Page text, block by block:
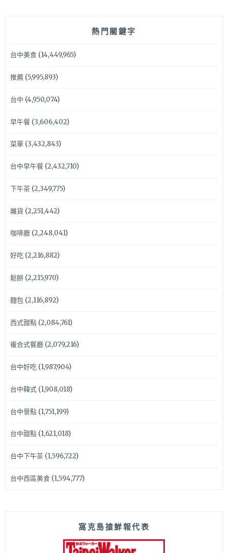
熱門關鍵字
台中美食(14,449,965)
推薦(5,995,893)
台中 (4,950,074)
早午餐(3,606,402)
菜單(3,432,843)
台中早午餐(2,432,710)
下午茶(2,349,775)
雜貨 (2,251,442)
咖啡廳(2,248,041)
好吃(2,216,882)
鬆餅(2,215,970)
麵包(2,116,892)
西式甜點(2,084,761)
複合式餐廳(2,079,216)
台中好吃(1,987,904)
台中韓式(1,908,018)
台中景點(1,751,199)
台中甜點(1,621,018)
台中下午茶(1,596,722)
台中西區美食(1,594,777)
窩克島搶鮮報代表